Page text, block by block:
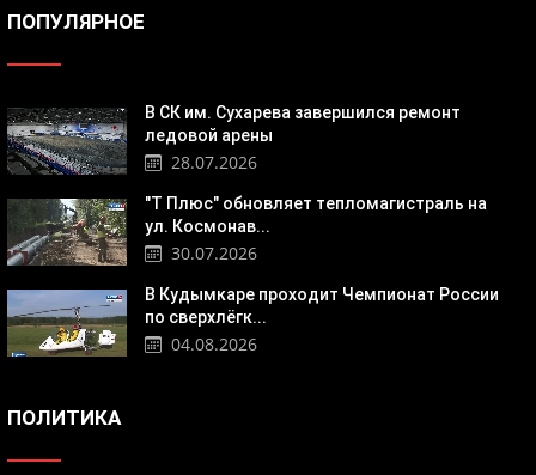
ПОПУЛЯРНОЕ
В СК им. Сухарева завершился ремонт
ледовой арены
28.07.2026
"Т Плюс" обновляет тепломагистраль на
ул. Космонав...
30.07.2026
В Кудымкаре проходит Чемпионат России
по сверхлёгк...
04.08.2026
ПОЛИТИКА